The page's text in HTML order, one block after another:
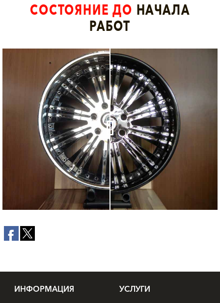
СОСТОЯНИЕ ДО НАЧАЛА
РАБОТ
ИНФОРМАЦИЯ УСЛУГИ